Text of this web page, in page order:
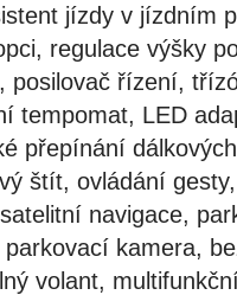
jízdy v jízdním
regulace výšky
posilovač řízení,
tempomat, LED
přepínání
štít, ovládání
navigace,
kamera,
volant,